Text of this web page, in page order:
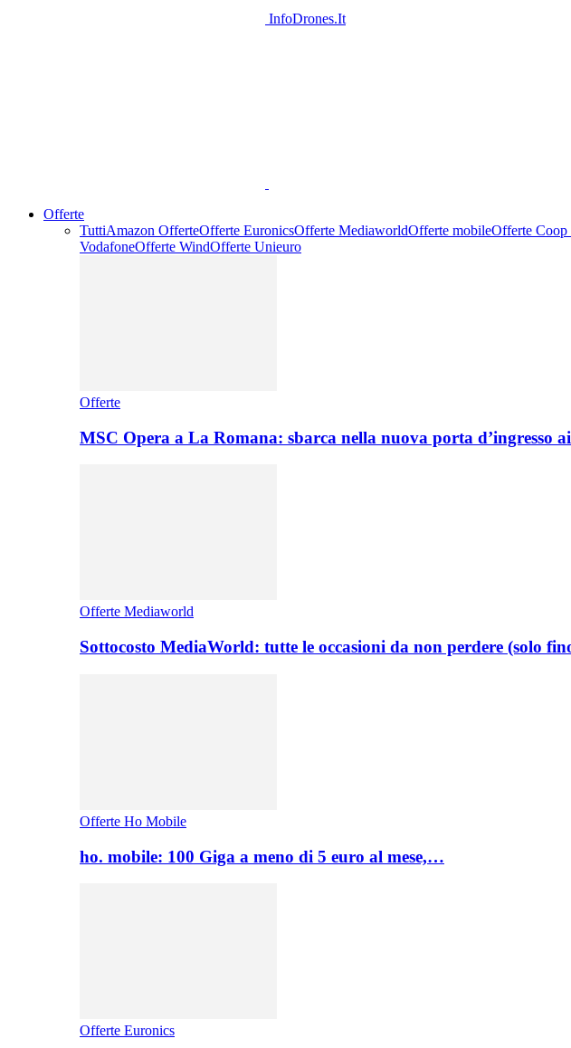
InfoDrones.It
Offerte
TuttiAmazon OfferteOfferte EuronicsOfferte MediaworldOfferte mobileOfferte Coop
VodafoneOfferte WindOfferte Unieuro
Offerte
MSC Opera a La Romana: sbarca nella nuova porta d’ingresso
Offerte Mediaworld
Sottocosto MediaWorld: tutte le occasioni da non perdere (solo
Offerte Ho Mobile
ho. mobile: 100 Giga a meno di 5 euro al mese,…
Offerte Euronics